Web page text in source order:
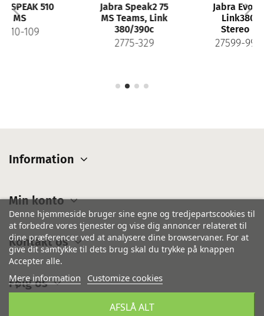
Jabra Speak2 75
MS Teams, Link
Jabra Evolve2 75,
Link380c MS
Stereo Black
27599-999-899
Information
Min konto
Kontakt os
Denne hjemmeside bruger sine egne og tredjepartscookies til
at forbedre vores tjenester og vise dig annoncer relateret til
dine præferencer ved at analysere dine browservaner. For at
give dit samtykke til dets brug skal du trykke på knappen
Accepter alle.
Mere information Customize cookies
AFSLÅ ALT
Følg os